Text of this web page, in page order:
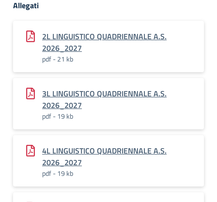
Allegati
2L LINGUISTICO QUADRIENNALE A.S.
2026_2027
pdf - 21 kb
3L LINGUISTICO QUADRIENNALE A.S.
2026_2027
pdf - 19 kb
4L LINGUISTICO QUADRIENNALE A.S.
2026_2027
pdf - 19 kb